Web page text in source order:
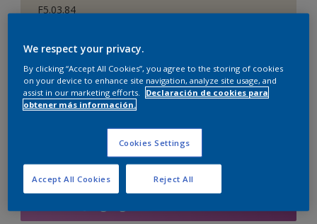
F5.03.84
Tamaño
1 L 4 L 15 L
Calculadora de pintura
Calcular
We respect your privacy.
By clicking “Accept All Cookies”, you agree to the storing of cookies
on your device to enhance site navigation, analyze site usage, and
assist in our marketing efforts.
Declaración de cookies para
obtener más información.
Cookies Settings
Reject All
Accept All Cookies